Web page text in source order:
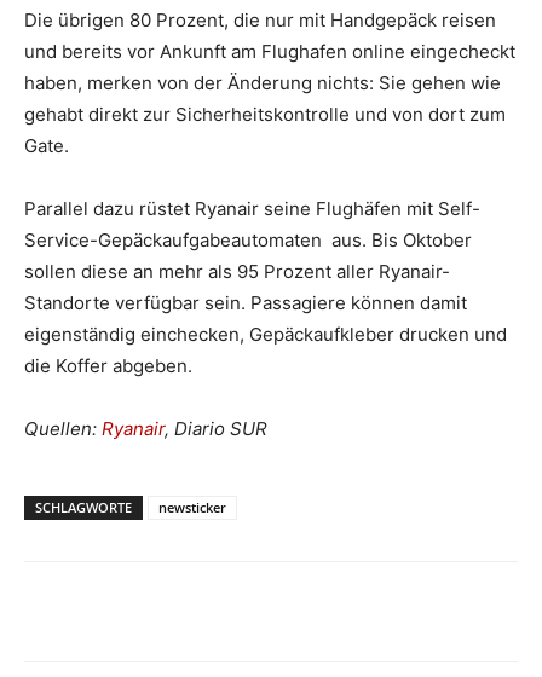
Die übrigen 80 Prozent, die nur mit Handgepäck reisen
und bereits vor Ankunft am Flughafen online eingecheckt
haben, merken von der Änderung nichts: Sie gehen wie
gehabt direkt zur Sicherheitskontrolle und von dort zum
Gate.
Parallel dazu rüstet Ryanair seine Flughäfen mit Self-
Service-Gepäckaufgabeautomaten aus. Bis Oktober
sollen diese an mehr als 95 Prozent aller Ryanair-
Standorte verfügbar sein. Passagiere können damit
eigenständig einchecken, Gepäckaufkleber drucken und
die Koffer abgeben.
Quellen: Ryanair, Diario SUR
SCHLAGWORTE newsticker